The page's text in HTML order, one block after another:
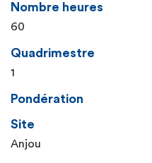
Nombre heures
60
Quadrimestre
1
Pondération
Site
Anjou